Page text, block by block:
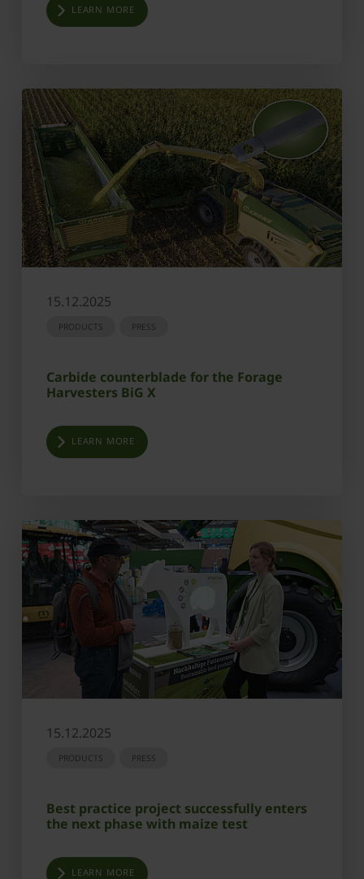
LEARN MORE
15.12.2025
PRODUCTS PRESS
Carbide counterblade for the Forage
Harvesters BiG X
LEARN MORE
15.12.2025
PRODUCTS PRESS
Best practice project successfully enters
the next phase with maize test
LEARN MORE